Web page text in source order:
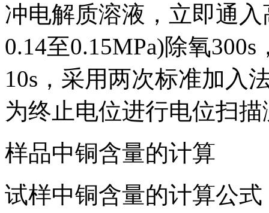
冲电解质溶液，立即通
0.14至0.15MPa)除氧
10s，采用两次标准加入
为终止电位进行电位扫
样品中铜含量的计算
试样中铜含量的计算公